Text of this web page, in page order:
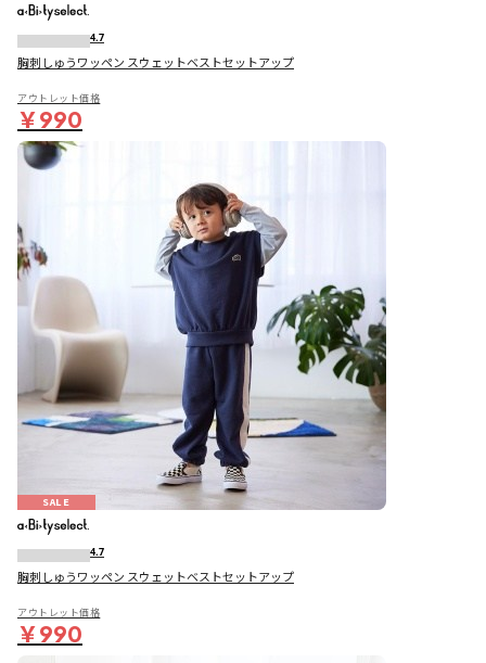
4.7
胸刺しゅうワッペン スウェットベストセットアップ
アウトレット価格
￥990
SALE
4.7
胸刺しゅうワッペン スウェットベストセットアップ
アウトレット価格
￥990